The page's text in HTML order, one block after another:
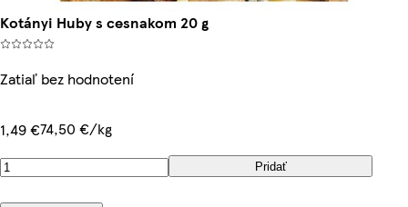
Kotányi Huby s cesnakom 20 g
Zatiaľ bez hodnotení
1,49 €74,50 €/kg
Pridať